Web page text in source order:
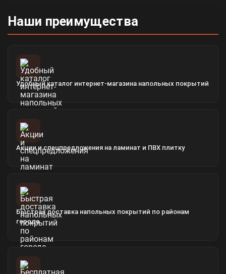
Наши преимущества
Удобный каталог интернет-магазина напольных покрытий
Акции и спецпредложения на ламинат и ПВХ плитку
Быстрая доставка напольных покрытий по районам
города